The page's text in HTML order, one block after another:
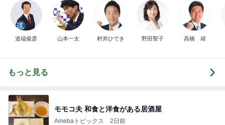
道端俊彦 山本一太 村井ひでき 野田聖子 高橋 靖
もっと見る
モモコ夫 和食と洋食がある居酒屋
Amebaトピックス 2日前